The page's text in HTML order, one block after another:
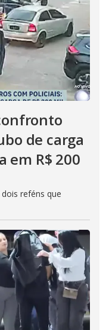
de carga
em R$ 200
reféns que